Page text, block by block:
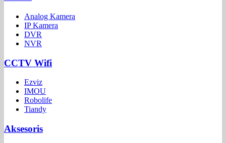
Analog Kamera
IP Kamera
DVR
NVR
CCTV Wifi
Ezviz
IMOU
Robolife
Tiandy
Aksesoris